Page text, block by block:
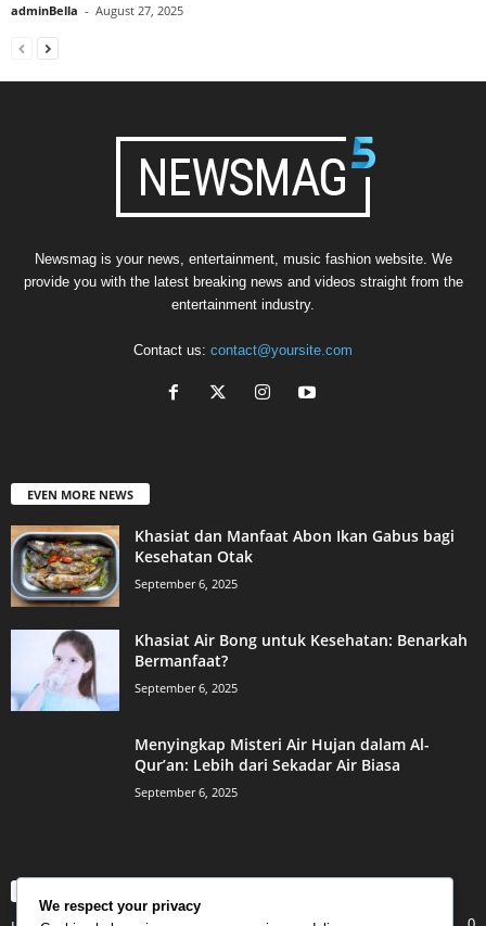
adminBella - August 27, 2025
Newsmag is your news, entertainment, music fashion website. We
provide you with the latest breaking news and videos straight from the
entertainment industry.
Contact us: contact@yoursite.com
EVEN MORE NEWS
Khasiat dan Manfaat Abon Ikan Gabus bagi
Kesehatan Otak
September 6, 2025
Khasiat Air Bong untuk Kesehatan: Benarkah
Bermanfaat?
September 6, 2025
Menyingkap Misteri Air Hujan dalam Al-
Qur’an: Lebih dari Sekadar Air Biasa
September 6, 2025
We respect your privacy